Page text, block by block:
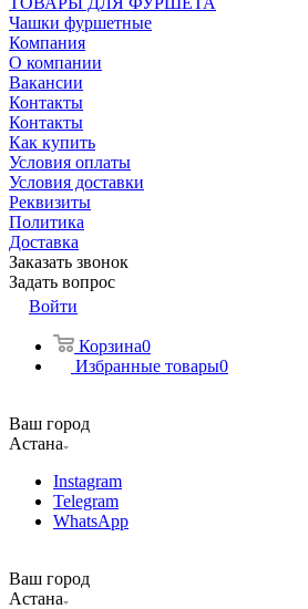
Чашки фуршетные
Компания
О компании
Вакансии
Контакты
Контакты
Как купить
Условия оплаты
Условия доставки
Реквизиты
Политика
Доставка
Заказать звонок
Задать вопрос
Войти
Корзина0
Избранные товары0
Ваш город
Астана
Instagram
Telegram
WhatsApp
Ваш город
Астана